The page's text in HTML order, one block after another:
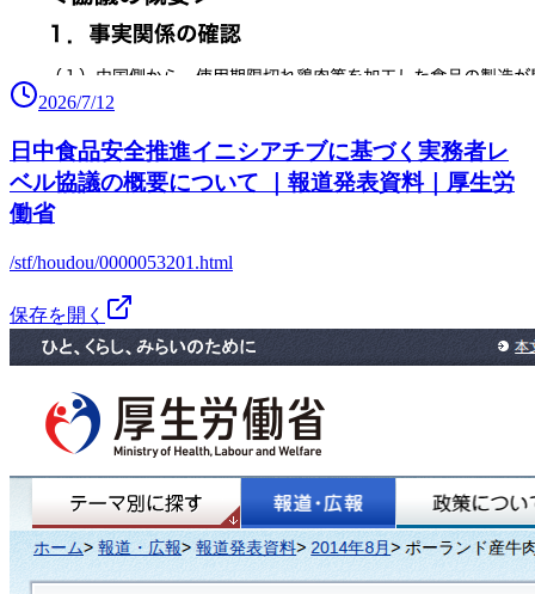
2026/7/12
日中食品安全推進イニシアチブに基づく実務者レ
ベル協議の概要について ｜報道発表資料｜厚生労
働省
/stf/houdou/0000053201.html
保存を開く